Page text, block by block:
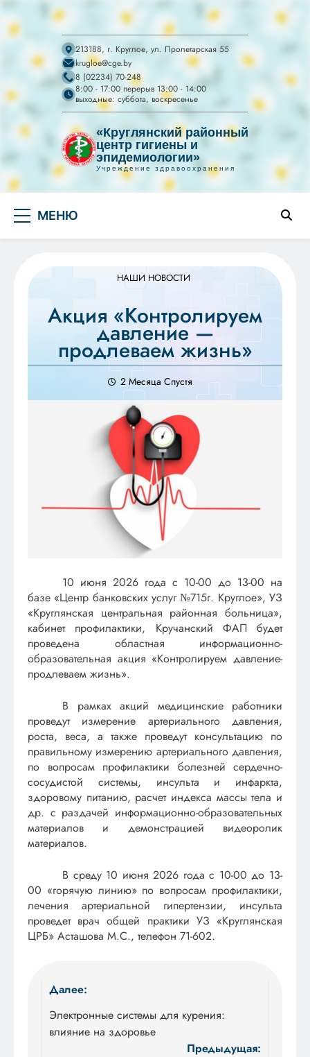
213188, г. Круглое, ул. Пролетарская 55
krugloe@cge.by
8 (02234) 70-248
8:00 - 17:00 перерыв 13:00 - 14:00
выходные: суббота, воскресенье
«Круглянский районный
центр гигиены и
эпидемиологии»
Учреждение здравоохранения
УЗ "Круглянский
райЦГЭ"
УЗ "Круглянский районный центр гигиены и
МЕНЮ
НАШИ НОВОСТИ
Акция «Контролируем
давление —
продлеваем жизнь»
2 Месяца Спустя
10 июня 2026 года с 10-00 до 13-00 на
базе «Центр банковских услуг №715г. Круглое», УЗ
«Круглянская центральная районная больница»,
кабинет профилактики, Кручанский ФАП будет
проведена областная информационно-
образовательная акция «Контролируем давление-
продлеваем жизнь».
В рамках акций медицинские работники
проведут измерение артериального давления,
роста, веса, а также проведут консультацию по
правильному измерению артериального давления,
по вопросам профилактики болезней сердечно-
сосудистой системы, инсульта и инфаркта,
здоровому питанию, расчет индекса массы тела и
др. с раздачей информационно-образовательных
материалов и демонстрацией видеоролик
материалов.
В среду 10 июня 2026 года с 10-00 до 13-
00 «горячую линию» по вопросам профилактики,
лечения артериальной гипертензии, инсульта
проведет врач общей практики УЗ «Круглянская
ЦРБ» Асташова М.С., телефон 71-602.
Навигация
по
записям
Предыдущая:
Далее:
Электронные системы для курения:
влияние на здоровье